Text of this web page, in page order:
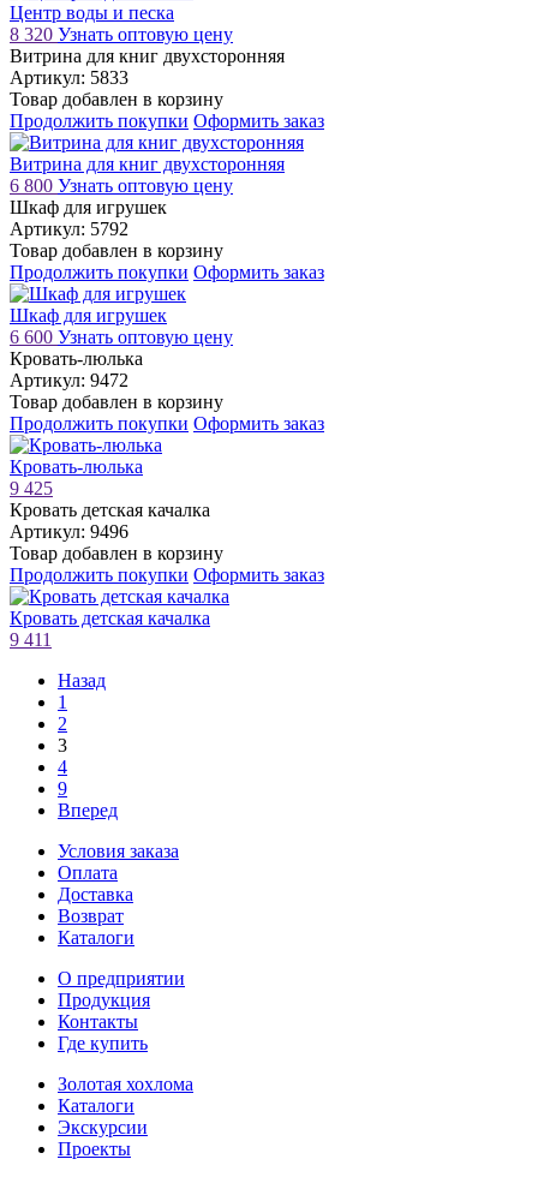
Центр воды и песка
8 320 Узнать оптовую цену
Витрина для книг двухсторонняя
Артикул: 5833
Товар добавлен в корзину
Продолжить покупки Оформить заказ
Витрина для книг двухсторонняя
6 800 Узнать оптовую цену
Шкаф для игрушек
Артикул: 5792
Товар добавлен в корзину
Продолжить покупки Оформить заказ
Шкаф для игрушек
6 600 Узнать оптовую цену
Кровать-люлька
Артикул: 9472
Товар добавлен в корзину
Продолжить покупки Оформить заказ
Кровать-люлька
9 425
Кровать детская качалка
Артикул: 9496
Товар добавлен в корзину
Продолжить покупки Оформить заказ
Кровать детская качалка
9 411
Назад
1
2
3
4
9
Вперед
Условия заказа
Оплата
Доставка
Возврат
Каталоги
О предприятии
Продукция
Контакты
Где купить
Золотая хохлома
Каталоги
Экскурсии
Проекты